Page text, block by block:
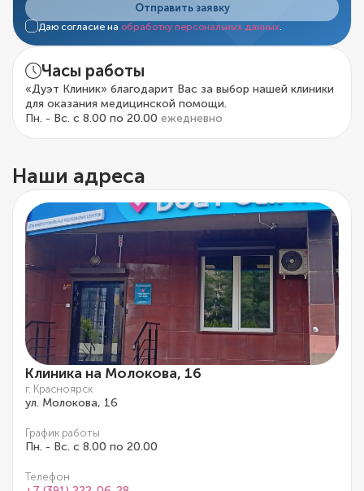
Отправить заявку
Даю согласие на обработку персональных данных
Часы работы
«Дуэт Клиник» благодарит Вас за выбор нашей клиники
для оказания медицинской помощи.
Пн. - Вс. с 8.00 по 20.00 ежедневно
Наши адреса
Клиника на Молокова, 16
г. Красноярск
ул. Молокова, 16
График работы
Пн. - Вс. с 8.00 по 20.00
Телефон